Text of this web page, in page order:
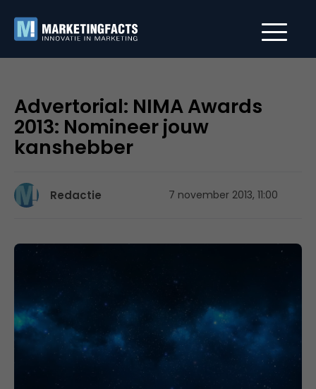
Advertorial: NIMA Awards
2013: Nomineer jouw
kanshebber
Redactie 7 november 2013, 11:00